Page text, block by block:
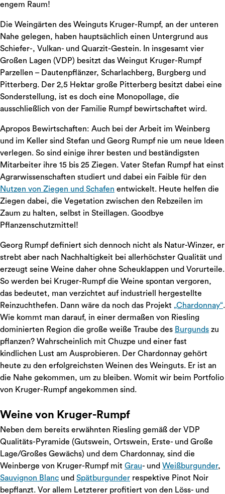
engem Raum!
Die Weingärten des Weinguts Kruger-Rumpf, an der unteren
Nahe gelegen, haben hauptsächlich einen Untergrund aus
Schiefer-, Vulkan- und Quarzit-Gestein. In insgesamt vier
Großen Lagen (VDP) besitzt das Weingut Kruger-Rumpf
Parzellen – Dautenpflänzer, Scharlachberg, Burgberg und
Pitterberg. Der 2,5 Hektar große Pitterberg besitzt dabei eine
Sonderstellung, ist es doch eine Monopollage, die
ausschließlich von der Familie Rumpf bewirtschaftet wird.
Apropos Bewirtschaften: Auch bei der Arbeit im Weinberg
und im Keller sind Stefan und Georg Rumpf nie um neue Ideen
verlegen. So sind einige ihrer besten und beständigsten
Mitarbeiter ihre 15 bis 25 Ziegen. Vater Stefan Rumpf hat einst
Agrarwissenschaften studiert und dabei ein Faible für den
Nutzen von Ziegen und Schafen entwickelt. Heute helfen die
Ziegen dabei, die Vegetation zwischen den Rebzeilen im
Zaum zu halten, selbst in Steillagen. Goodbye
Pflanzenschutzmittel!
Georg Rumpf definiert sich dennoch nicht als Natur-Winzer, er
strebt aber nach Nachhaltigkeit bei allerhöchster Qualität und
erzeugt seine Weine daher ohne Scheuklappen und Vorurteile.
So werden bei Kruger-Rumpf die Weine spontan vergoren,
das bedeutet, man verzichtet auf industriell hergestellte
Reinzuchthefen. Dann wäre da noch das Projekt „Chardonnay“.
Wie kommt man darauf, in einer dermaßen von Riesling
dominierten Region die große weiße Traube des Burgunds zu
pflanzen? Wahrscheinlich mit Chuzpe und einer fast
kindlichen Lust am Ausprobieren. Der Chardonnay gehört
heute zu den erfolgreichsten Weinen des Weinguts. Er ist an
die Nahe gekommen, um zu bleiben. Womit wir beim Portfolio
von Kruger-Rumpf angekommen sind.
Weine von Kruger-Rumpf
Neben dem bereits erwähnten Riesling gemäß der VDP
Qualitäts-Pyramide (Gutswein, Ortswein, Erste- und Große
Lage/Großes Gewächs) und dem Chardonnay, sind die
Weinberge von Kruger-Rumpf mit Grau- und Weißburgunder,
Sauvignon Blanc und Spätburgunder respektive Pinot Noir
bepflanzt. Vor allem Letzterer profitiert von den Löss- und